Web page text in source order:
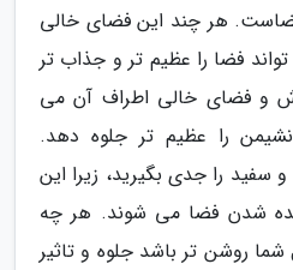
هر چند این فضای خالی
فضا را عظیم تر و جذاب تر
و فضای خالی اطراف آن می
را عظیم تر جلوه دهد.
سفید را جدی بگیرید، زیرا این
شدن فضا می شوند. هر چه
روشن تر باشد جلوه و تاثیر